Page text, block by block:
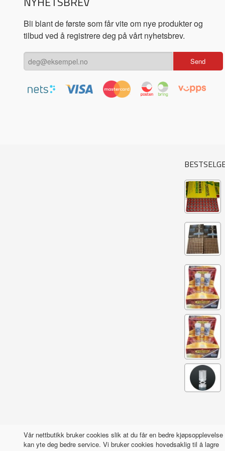
Bli blant de første som får vite om nye produkter og
tilbud ved å registrere deg på vårt nyhetsbrev.
Vår nettbutikk bruker cookies slik at du får en bedre
kan yte deg bedre service. Vi bruker cookies hovedsaklig til å lagre